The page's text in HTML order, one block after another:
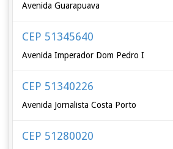
Avenida Guarapuava
CEP 51345640
Avenida Imperador Dom Pedro I
CEP 51340226
Avenida Jornalista Costa Porto
CEP 51280020